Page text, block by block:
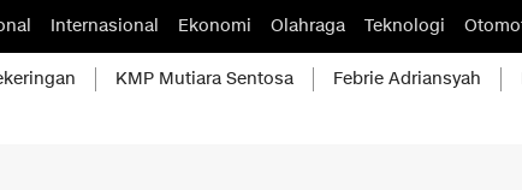
Internasional Ekonomi Olahraga Teknologi
KMP Mutiara Sentosa Febrie Adriansyah